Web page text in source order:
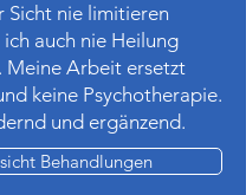
Sicht nie limitieren
auch nie Heilung
Meine Arbeit ersetzt
keine Psychotherapie.
und ergänzend.
Behandlungen